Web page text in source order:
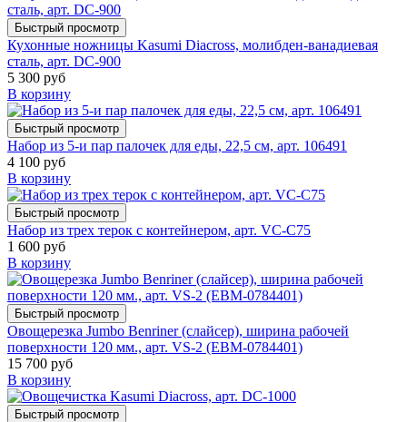
Быстрый просмотр
Кухонные ножницы Kasumi Diacross, молибден-ванадиевая
сталь, арт. DC-900
5 300 руб
В корзину
Быстрый просмотр
Набор из 5-и пар палочек для еды, 22,5 см, арт. 106491
4 100 руб
В корзину
Быстрый просмотр
Набор из трех терок с контейнером, арт. VC-C75
1 600 руб
В корзину
Быстрый просмотр
Овощерезка Jumbo Benriner (слайсер), ширина рабочей
поверхности 120 мм., арт. VS-2 (EBM-0784401)
15 700 руб
В корзину
Быстрый просмотр